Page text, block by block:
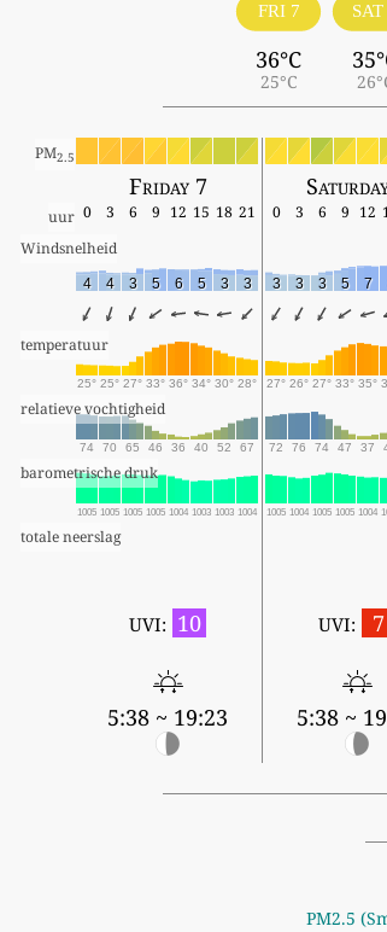
FRI 7
36°C
25°C
SAT
PM2.5
Friday 7
uur 0 3 6 9 12 15 18 21 0 3 6 9 12
Windsnelheid
4 4 3 5 6 5 3 3 3 3 3 5 7
temperatuur
25° 25° 27° 33° 36° 34° 30° 28° 27° 26° 27° 33° 35°
relatieve vochtigheid
74 70 65 46 36 40 52 67 72 76 74 47 37
barometrische druk
1005 1005 1005 1005 1004 1003 1003 1004 1005 1004 1005 1005 1004
totale neerslag
UVI: 10
5:38 ~ 19:23
UVI: 7
5:38 ~
PM2.5